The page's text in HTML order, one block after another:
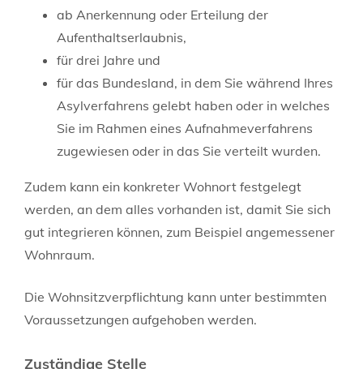
ab Anerkennung oder Erteilung der
Aufenthaltserlaubnis,
für drei Jahre und
für das Bundesland, in dem Sie während Ihres
Asylverfahrens gelebt haben oder in welches
Sie im Rahmen eines Aufnahmeverfahrens
zugewiesen oder in das Sie verteilt wurden.
Zudem kann ein konkreter Wohnort festgelegt
werden, an dem alles vorhanden ist, damit Sie sich
gut integrieren können, zum Beispiel angemessener
Wohnraum.
Die Wohnsitzverpflichtung kann unter bestimmten
Voraussetzungen aufgehoben werden.
Zuständige Stelle